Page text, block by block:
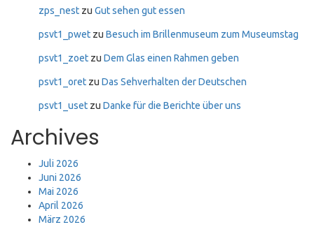
zps_nest zu Gut sehen gut essen
psvt1_pwet zu Besuch im Brillenmuseum zum Museumstag
psvt1_zoet zu Dem Glas einen Rahmen geben
psvt1_oret zu Das Sehverhalten der Deutschen
psvt1_uset zu Danke für die Berichte über uns
Archives
Juli 2026
Juni 2026
Mai 2026
April 2026
März 2026